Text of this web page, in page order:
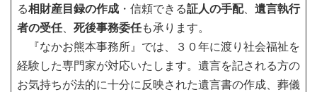
る相財産目録の作成 ・信頼できる証人の手配、 遺言執行
者の受任、 死後事務委任も承ります。
『なかお熊本事務所』では、３０年に渡り社会福祉を
経験した専門家が対応いたします。遺言を記される方の
お気持ちが法的に十分に反映された遺言書の作成、葬儀